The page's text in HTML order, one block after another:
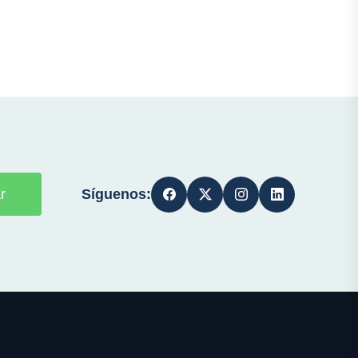
Síguenos: